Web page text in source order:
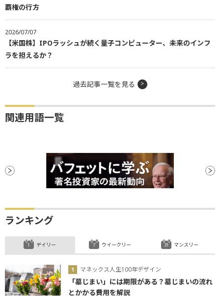
覇権の行方
2026/07/07
【米国株】IPOラッシュが続く量子コンピューター、未来のインフ
ラを担えるか？
過去記事一覧を見る
関連用語一覧
ランキング
デイリー
マネックス人生100年デザイン
「墓じまい」には期限がある？墓じまいの流れ
とかかる費用を解説
ウイークリー マンスリー